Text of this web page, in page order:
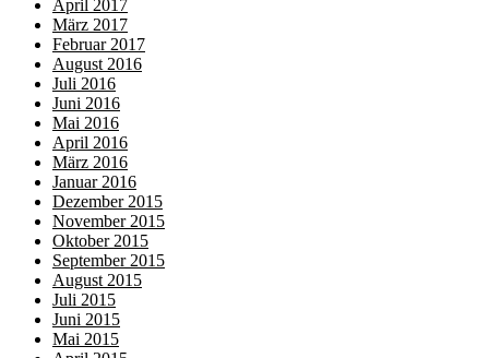
April 2017
März 2017
Februar 2017
August 2016
Juli 2016
Juni 2016
Mai 2016
April 2016
März 2016
Januar 2016
Dezember 2015
November 2015
Oktober 2015
September 2015
August 2015
Juli 2015
Juni 2015
Mai 2015